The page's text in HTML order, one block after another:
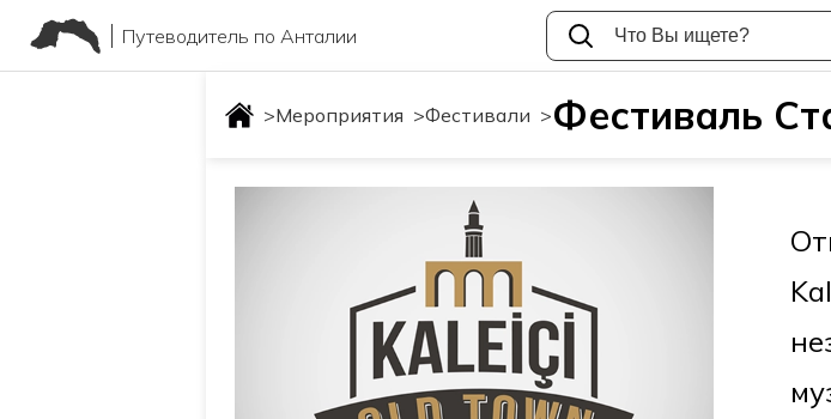
Путеводитель по Анталии
>Мероприятия >Фестивали >Фестиваль